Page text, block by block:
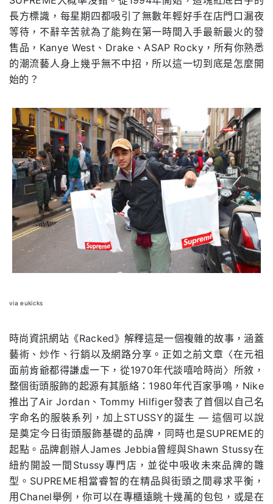
長方標識，每星期四都吸引了無數年輕好手在店門口漏夜
等待，不辭辛苦就為了能夠在第一時間入手最新最火的發
售品，Kanye West、Drake、ASAP Rocky，所有你熟悉
的潮流藝人身上幾乎無不中招，所以這一切到底是怎麼開
始的？
via eukicks
時尚資訊網站《Racked》解釋這是一個複雜的故事，涵蓋
藝術、炒作、行銷以及網路分享。正如之前文章〈在元祖
面前肯爺都得謙虛一下，從1970年代談嘻哈時尚〉所敘，
整個街頭服飾的起源有其脈絡：1980年代百家爭鳴，Nike
推出了Air Jordan、Tommy Hilfiger發表了首個以自己名
字命名的服裝系列，加上STUSSY的誕生 — 這個可以說
是奠定今日街頭服飾基礎的品牌，同時也是SUPREME的
起點。品牌創辦人James Jebbia曾經與Shawn Stussy在
紐約開設一間Stussy專門店，並從中吸收未來品牌的雛
型。SUPREME相當睿智的在精品與街頭之間尋求平衡，
用Chanel舉例，你可以在專櫃遠眺十幾萬的包包，或是在